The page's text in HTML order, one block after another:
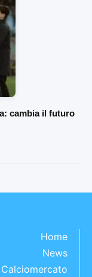
cambia il futuro
Home
News
Calciomercato